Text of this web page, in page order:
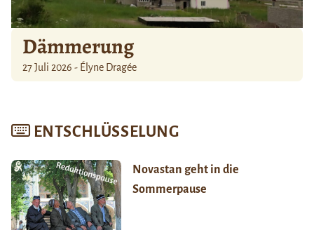
Dämmerung
27 Juli 2026 - Élyne Dragée
ENTSCHLÜSSELUNG
Novastan geht in die
Sommerpause